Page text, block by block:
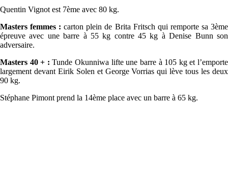
Quentin Vignot est 7ème avec 80 kg.
Masters femmes :carton plein de Brita Fritsch qui remporte sa 3ème
épreuve avec une barre à 55 kg contre 45 kg à Denise Bunn son
adversaire.
Masters 40 + :Tunde Okunniwa lifte une barre à 105 kg et l’emporte
largement devant Eirik Solen et George Vorrias qui lève tous les deux
90 kg.
Stéphane Pimont prend la 14ème place avec un barre à 65 kg.